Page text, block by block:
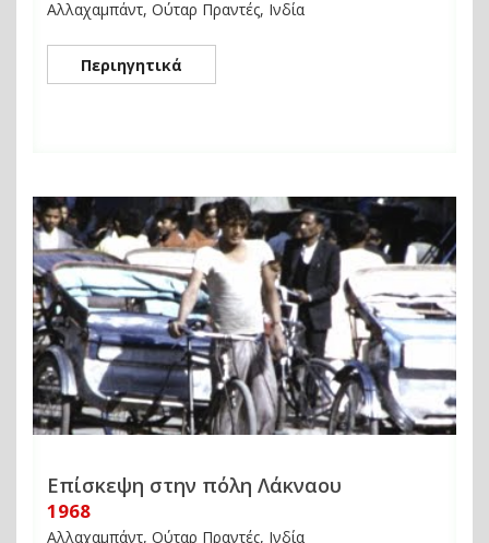
Αλλαχαμπάντ, Ούταρ Πραντές, Ινδία
Περιηγητικά
Επίσκεψη στην πόλη Λάκναου
1968
Αλλαχαμπάντ, Ούταρ Πραντές, Ινδία